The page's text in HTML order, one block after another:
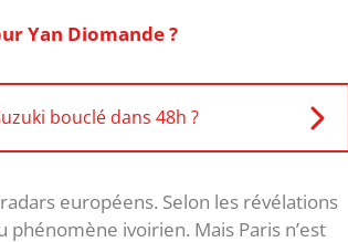
Yan Diomande ?
bouclé dans 48h ?
européens. Selon les révélations
phénomène ivoirien. Mais Paris n’est